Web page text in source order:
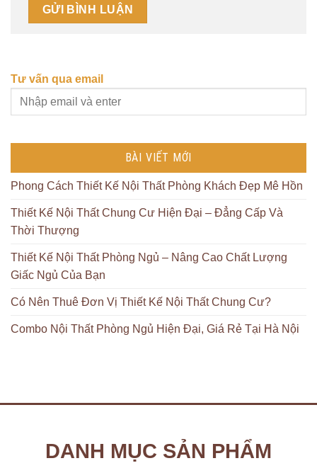
Tư vấn qua email
BÀI VIẾT MỚI
Phong Cách Thiết Kế Nội Thất Phòng Khách Đẹp Mê Hồn
Thiết Kế Nội Thất Chung Cư Hiện Đại – Đẳng Cấp Và
Thời Thượng
Thiết Kế Nội Thất Phòng Ngủ – Nâng Cao Chất Lượng
Giấc Ngủ Của Bạn
Có Nên Thuê Đơn Vị Thiết Kế Nội Thất Chung Cư?
Combo Nội Thất Phòng Ngủ Hiện Đại, Giá Rẻ Tại Hà Nội
DANH MỤC SẢN PHẨM